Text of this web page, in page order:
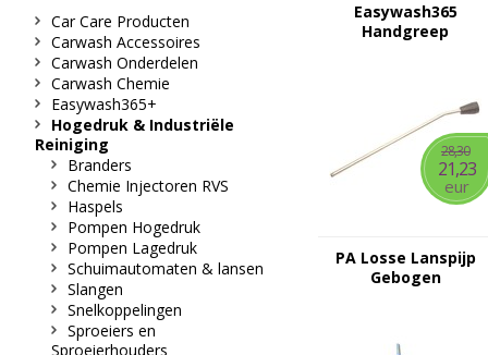
Easywash365
Handgreep
28,30
21,23
eur
PA Losse Lanspijp
Gebogen
Car Care Producten
Carwash Accessoires
Carwash Onderdelen
Carwash Chemie
Easywash365+
Hogedruk & Industriële
Reiniging
Branders
Chemie Injectoren RVS
Haspels
Pompen Hogedruk
Pompen Lagedruk
Schuimautomaten & lansen
Slangen
Snelkoppelingen
Sproeiers en
Sproeierhouders